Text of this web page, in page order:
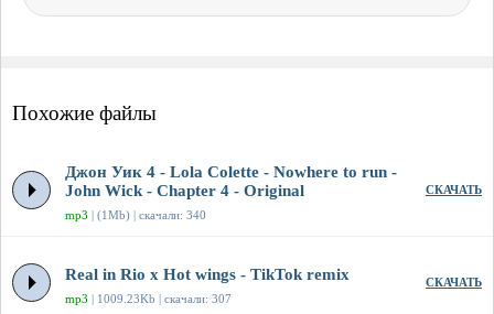
Похожие файлы
Джон Уик 4 - Lola Colette - Nowhere to run -
John Wick - Chapter 4 - Original
mp3 | (1Mb) | скачали: 340
СКАЧАТЬ
Real in Rio x Hot wings - TikTok remix
mp3 | 1009.23Kb | скачали: 307
СКАЧАТЬ